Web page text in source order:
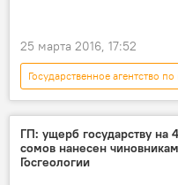
25 марта 2016, 17:52
экономика
Новости
Кумтор
разрешение
ГП: ущерб государству на
сомов нанесен
Госгеологии